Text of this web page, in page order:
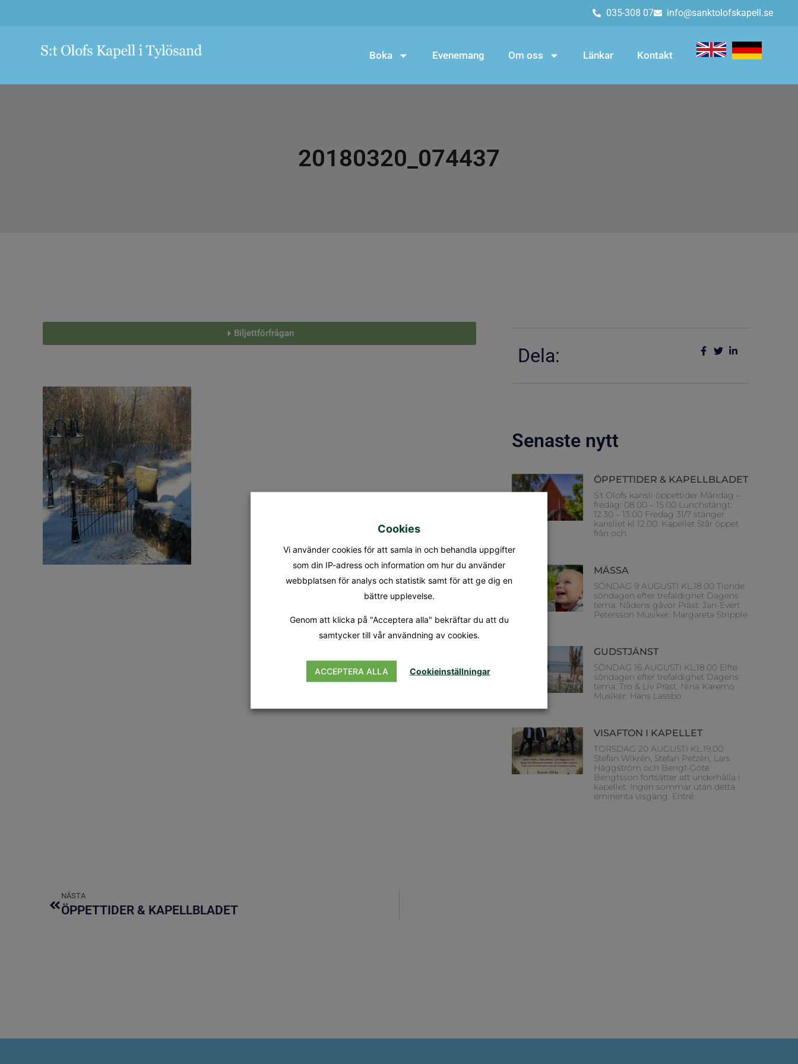
035-308 07 info@sanktolofskapell.se
Boka Evenemang Om oss Länkar Kontakt
20180320_074437
Biljettförfrågan
Dela:
Senaste nytt
ÖPPETTIDER & KAPELLBLADET
S:t Olofs kansli öppettider Måndag –
fredag: 08.00 – 15.00 Lunchstängt:
12.30 – 13.00 Fredag 31/7 stänger
kansliet kl 12.00. Kapellet Står öppet
från och
MÄSSA
SÖNDAG 9 AUGUSTI KL.18.00 Tionde
söndagen efter trefaldighet Dagens
tema: Nådens gåvor Präst: Jan-Evert
Petersson Musiker: Margareta Stripple
GUDSTJÄNST
SÖNDAG 16 AUGUSTI KL.18.00 Elfte
söndagen efter trefaldighet Dagens
tema: Tro & Liv Präst: Nina Karemo
Musiker: Hans Lassbo
VISAFTON I KAPELLET
TORSDAG 20 AUGUSTI KL.19.00
Stefan Wikrén, Stefan Petzén, Lars
Häggström och Bengt-Göte
Bengtsson fortsätter att underhålla i
kapellet. Ingen sommar utan detta
eminenta visgäng. Entré:
NÄSTA
ÖPPETTIDER & KAPELLBLADET
Cookies
Vi använder cookies för att samla in och behandla uppgifter
som din IP-adress och information om hur du använder
webbplatsen för analys och statistik samt för att ge dig en
bättre upplevelse.
Genom att klicka på "Acceptera alla" bekräftar du att du
samtycker till vår användning av cookies.
ACCEPTERA ALLA Cookieinställningar